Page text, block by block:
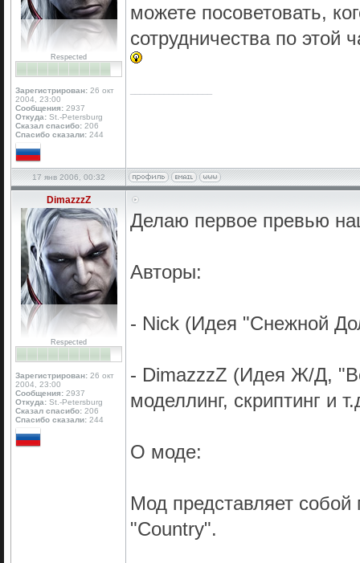
Respected
Зарегистрирован: 26 окт
2004, 23:00
Сообщения: 2937
Откуда: St.-Petersburg
Сказал спасибо: 206
Спасибо сказали: 244
можете посоветовать,
сотрудничества по этой
17 янв 2006, 00:32
DimazzzZ
Respected
Зарегистрирован: 26 окт
2004, 23:00
Сообщения: 2937
Откуда: St.-Petersburg
Сказал спасибо: 206
Спасибо сказали: 244
Делаю первое превью
Авторы:
- Nick (Идея "Снежной
- DimazzzZ (Идея Ж/Д,
моделлинг, скриптинг и
О моде:
Мод представляет
"Country".